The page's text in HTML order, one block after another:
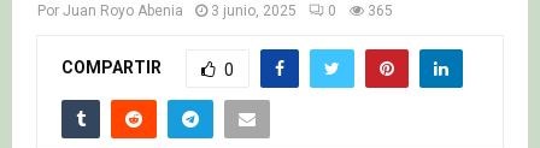
Por Juan Royo Abenia 3 junio, 2025 0 365
COMPARTIR 0